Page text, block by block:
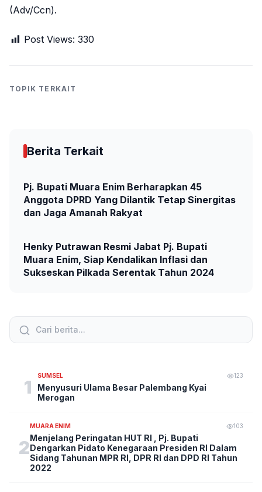
(Adv/Ccn).
Post Views: 330
TOPIK TERKAIT
Berita Terkait
Pj. Bupati Muara Enim Berharapkan 45
Anggota DPRD Yang Dilantik Tetap Sinergitas
dan Jaga Amanah Rakyat
Henky Putrawan Resmi Jabat Pj. Bupati
Muara Enim, Siap Kendalikan Inflasi dan
Sukseskan Pilkada Serentak Tahun 2024
1
SUMSEL 123
Menyusuri Ulama Besar Palembang Kyai
Merogan
2
MUARA ENIM 103
Menjelang Peringatan HUT RI , Pj. Bupati
Dengarkan Pidato Kenegaraan Presiden RI Dalam
Sidang Tahunan MPR RI, DPR RI dan DPD RI Tahun
2022